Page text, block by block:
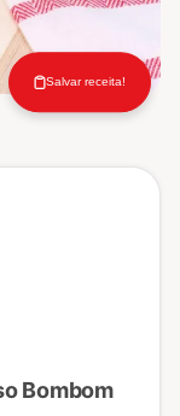
Salvar receita!
Bombom